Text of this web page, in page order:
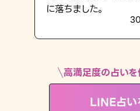
LINE占いを開く
※LINEアプリ内のサービスページへ遷移します
に落ちました。
高満足度の占いを
LINE占い